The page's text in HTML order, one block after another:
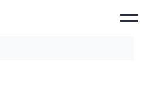
Fonds-Betreuung in einer